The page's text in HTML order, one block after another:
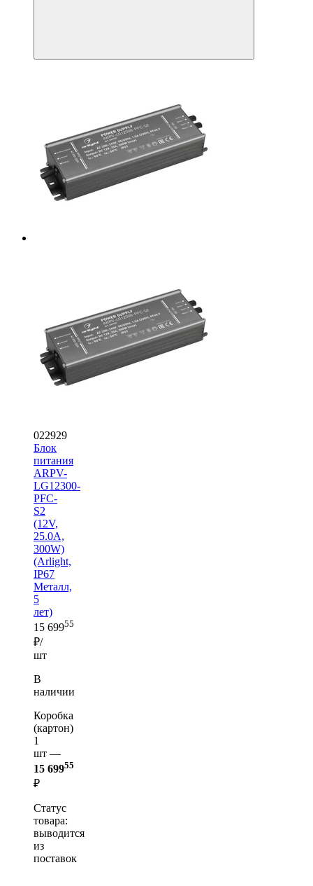
022929
Блок
питания
ARPV-
LG12300-
PFC-
S2
(12V,
25.0A,
300W)
(Arlight,
IP67
Металл,
5
лет)
15 69955
₽/
шт
В
наличии
Коробка
(картон)
1
шт —
15 69955
₽
Статус
товара:
выводится
из
поставок